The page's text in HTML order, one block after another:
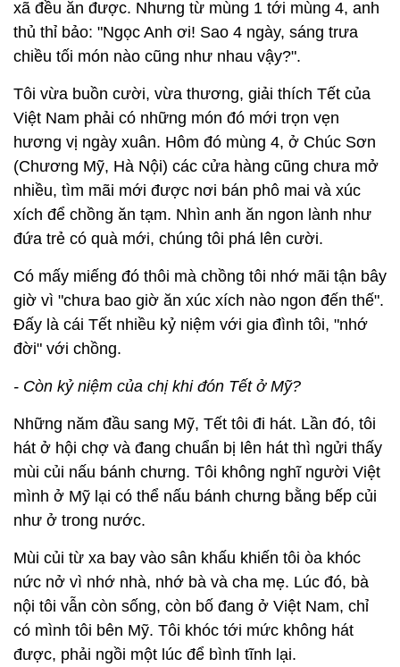
xã đều ăn được. Nhưng từ mùng 1 tới mùng 4, anh
thủ thỉ bảo: "Ngọc Anh ơi! Sao 4 ngày, sáng trưa
chiều tối món nào cũng như nhau vậy?".
Tôi vừa buồn cười, vừa thương, giải thích Tết của
Việt Nam phải có những món đó mới trọn vẹn
hương vị ngày xuân. Hôm đó mùng 4, ở Chúc Sơn
(Chương Mỹ, Hà Nội) các cửa hàng cũng chưa mở
nhiều, tìm mãi mới được nơi bán phô mai và xúc
xích để chồng ăn tạm. Nhìn anh ăn ngon lành như
đứa trẻ có quà mới, chúng tôi phá lên cười.
Có mấy miếng đó thôi mà chồng tôi nhớ mãi tận bây
giờ vì "chưa bao giờ ăn xúc xích nào ngon đến thế".
Đấy là cái Tết nhiều kỷ niệm với gia đình tôi, "nhớ
đời" với chồng.
- Còn kỷ niệm của chị khi đón Tết ở Mỹ?
Những năm đầu sang Mỹ, Tết tôi đi hát. Lần đó, tôi
hát ở hội chợ và đang chuẩn bị lên hát thì ngửi thấy
mùi củi nấu bánh chưng. Tôi không nghĩ người Việt
mình ở Mỹ lại có thể nấu bánh chưng bằng bếp củi
như ở trong nước.
Mùi củi từ xa bay vào sân khấu khiến tôi òa khóc
nức nở vì nhớ nhà, nhớ bà và cha mẹ. Lúc đó, bà
nội tôi vẫn còn sống, còn bố đang ở Việt Nam, chỉ
có mình tôi bên Mỹ. Tôi khóc tới mức không hát
được, phải ngồi một lúc để bình tĩnh lại.